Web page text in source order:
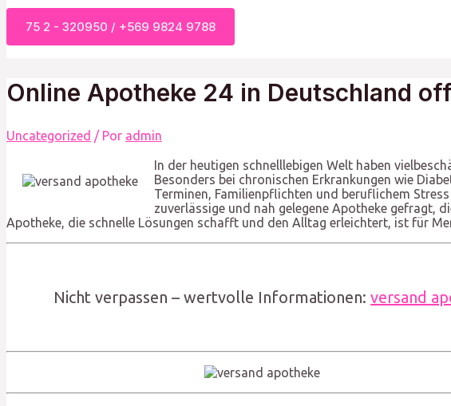
75 2 - 320950 / +569 9824 9788
Online Apotheke 24 in Deutschland
Uncategorized / Por admin
In der heutigen schnelllebigen Welt haben
Besonders bei chronischen Erkrankungen wie
Terminen, Familienpflichten und beruflichem
zuverlässige und nah gelegene Apotheke gefragt,
Apotheke, die schnelle Lösungen schafft und den Alltag erleichtert, ist für
Nicht verpassen – wertvolle Informationen:versand